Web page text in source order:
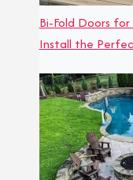
Bi-Fold Doors
Install the